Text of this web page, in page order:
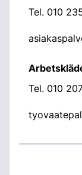
Tel. 010
Tel. 010